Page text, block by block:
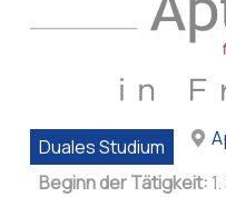
Duales Studium
Beginn der Tätigkeit: